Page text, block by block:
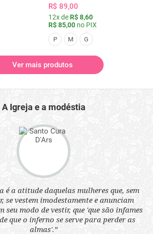
R$ 89,00
12x de R$ 8,60
R$ 85,00 no PIX
P M G
Ver mais produtos
A Igreja e a modéstia
é a atitude daquelas mulheres que, sem
se vestem imodestamente e anunciam
seu modo de vestir, que 'que são infames
que o inferno se serve para perder as
almas'.”